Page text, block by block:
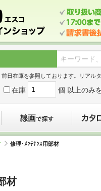
前日在庫を参照しております。リアル
在庫 個 以上のみ
修理･ﾒﾝﾃﾅﾝｽ用部材
材